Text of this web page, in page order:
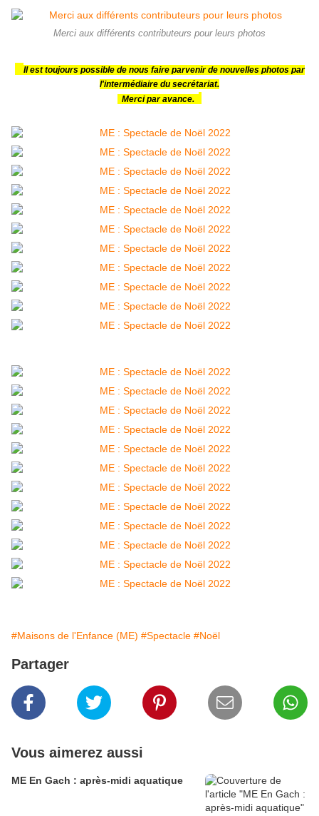
Merci aux différents contributeurs pour leurs photos
Il est toujours possible de nous faire parvenir de nouvelles photos par
l'intermédiaire du secrétariat.
Merci par avance.
#Maisons de l'Enfance (ME) #Spectacle #Noël
Partager
Vous aimerez aussi
ME En Gach : après-midi aquatique